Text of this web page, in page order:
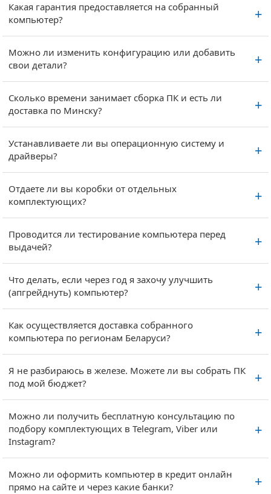
Какая гарантия предоставляется на собранный
компьютер?
Можно ли изменить конфигурацию или добавить
свои детали?
Сколько времени занимает сборка ПК и есть ли
доставка по Минску?
Устанавливаете ли вы операционную систему и
драйверы?
Отдаете ли вы коробки от отдельных
комплектующих?
Проводится ли тестирование компьютера перед
выдачей?
Что делать, если через год я захочу улучшить
(апгрейднуть) компьютер?
Как осуществляется доставка собранного
компьютера по регионам Беларуси?
Я не разбираюсь в железе. Можете ли вы собрать ПК
под мой бюджет?
Можно ли получить бесплатную консультацию по
подбору комплектующих в Telegram, Viber или
Instagram?
Можно ли оформить компьютер в кредит онлайн
прямо на сайте и через какие банки?